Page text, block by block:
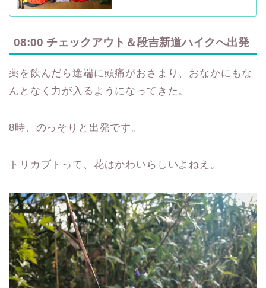
08:00 チェックアウト＆段吉新道ハイクへ出発
薬を飲んだら途端に頭痛がおさまり、おなかにもな
んとなく力が入るようになってきた。
8時、のっそりと出発です。
トリカブトって、花はかわいらしいよねえ。